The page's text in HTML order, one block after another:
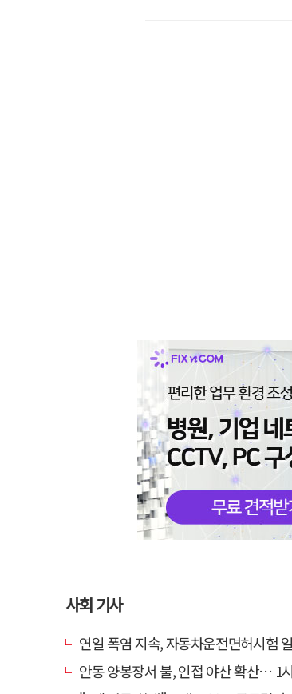
사회 기사
연일 폭염 지속, 자동차운전면허시험 일
안동 양봉장서 불, 인접 야산 확산… 1